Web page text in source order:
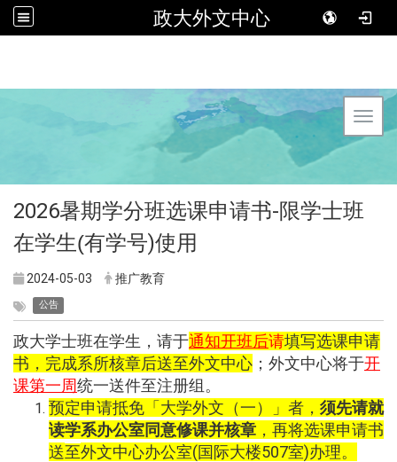
政大外文中心
2026暑期学分班选课申请书-限学士班
在学生(有学号)使用
2024-05-03 推广教育
公告
政大学士班在学生，请于通知开班后请填写选课申请
书， 完成系所核章后送至外文中心 ；外文中心将于开
课第一周统一送件至注册组。
预定申请抵免「大学外文（一）」者， 须先请就
读学系办公室同意修课并核章 ，再将选课申请书
送至外文中心办公室(国际大楼507室)办理。